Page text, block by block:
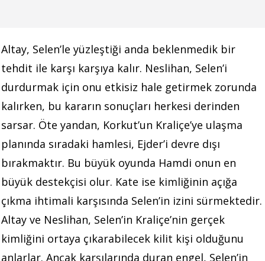
Altay, Selen’le yüzleştiği anda beklenmedik bir
tehdit ile karşı karşıya kalır. Neslihan, Selen’i
durdurmak için onu etkisiz hale getirmek zorunda
kalırken, bu kararın sonuçları herkesi derinden
sarsar. Öte yandan, Korkut’un Kraliçe’ye ulaşma
planında sıradaki hamlesi, Ejder’i devre dışı
bırakmaktır. Bu büyük oyunda Hamdi onun en
büyük destekçisi olur. Kate ise kimliğinin açığa
çıkma ihtimali karşısında Selen’in izini sürmektedir.
Altay ve Neslihan, Selen’in Kraliçe’nin gerçek
kimliğini ortaya çıkarabilecek kilit kişi olduğunu
anlarlar. Ancak karşılarında duran engel, Selen’in